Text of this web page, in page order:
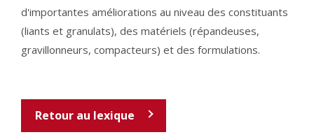
d'importantes améliorations au niveau des constituants
(liants et granulats), des matériels (répandeuses,
gravillonneurs, compacteurs) et des formulations.
Retour au lexique